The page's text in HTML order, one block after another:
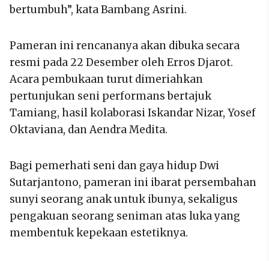
bertumbuh”, kata Bambang Asrini.
Pameran ini rencananya akan dibuka secara
resmi pada 22 Desember oleh Erros Djarot.
Acara pembukaan turut dimeriahkan
pertunjukan seni performans bertajuk
Tamiang, hasil kolaborasi Iskandar Nizar, Yosef
Oktaviana, dan Aendra Medita.
Bagi pemerhati seni dan gaya hidup Dwi
Sutarjantono, pameran ini ibarat persembahan
sunyi seorang anak untuk ibunya, sekaligus
pengakuan seorang seniman atas luka yang
membentuk kepekaan estetiknya.